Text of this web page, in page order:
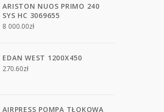
ARISTON NUOS PRIMO 240
SYS HC 3069655
8 000.00zł
EDAN WEST 1200X450
270.60zł
AIRPRESS POMPA TŁOKOWA